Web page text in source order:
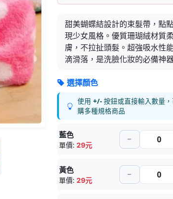
甜美蝴蝶結設計的束髮帶，點
現少女風格。優質珊瑚絨材質
膚，不拉扯頭髮。超強吸水性
滴滑落，是洗臉化妝的必備神
選擇顏色
使用+/- 按鈕或直接輸入數量
購多種規格商品
藍色
單價:29元
黃色
單價:29元